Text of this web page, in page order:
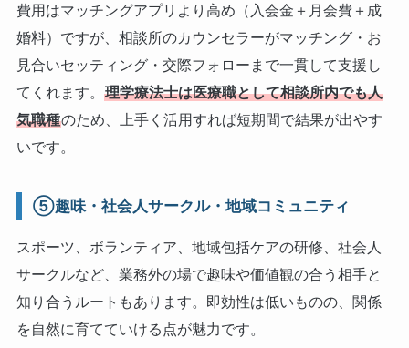
費用はマッチングアプリより高め（入会金＋月会費＋成
婚料）ですが、相談所のカウンセラーがマッチング・お
見合いセッティング・交際フォローまで一貫して支援し
てくれます。 理学療法士は医療職として相談所内でも人
気職種のため、上手く活用すれば短期間で結果が出やす
いです。
⑤趣味・社会人サークル・地域コミュニティ
スポーツ、ボランティア、地域包括ケアの研修、社会人
サークルなど、業務外の場で趣味や価値観の合う相手と
知り合うルートもあります。即効性は低いものの、関係
を自然に育てていける点が魅力です。